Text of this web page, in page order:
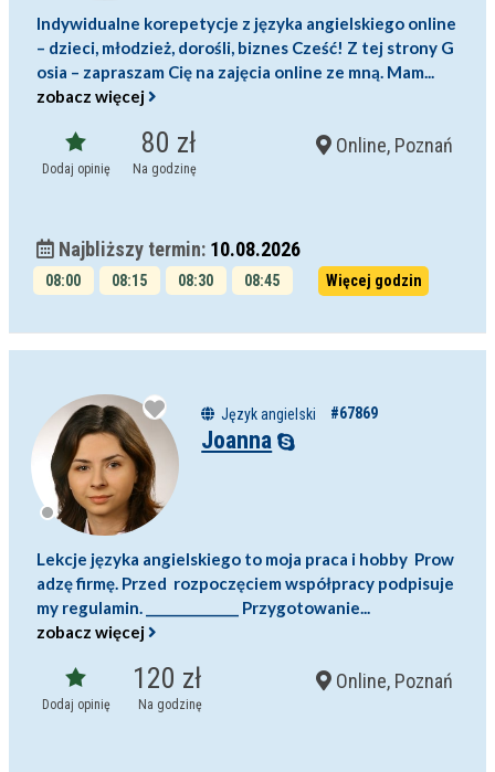
Indywidualne korepetycje z języka angielskiego online
– dzieci, młodzież, dorośli, biznes Cześć! Z tej strony G
osia – zapraszam Cię na zajęcia online ze mną. Mam...
zobacz więcej
Dodaj opinię
80 zł
Na godzinę
Online, Poznań
Najbliższy termin: 10.08.2026
08:00 08:15 08:30
08:45
Więcej godzin
Język angielski #67869
Joanna
Lekcje języka angielskiego to moja praca i hobby Prow
adzę firmę. Przed rozpoczęciem współpracy podpisuje
my regulamin. ______________ Przygotowanie...
zobacz więcej
Dodaj opinię
120 zł
Na godzinę
Online, Poznań